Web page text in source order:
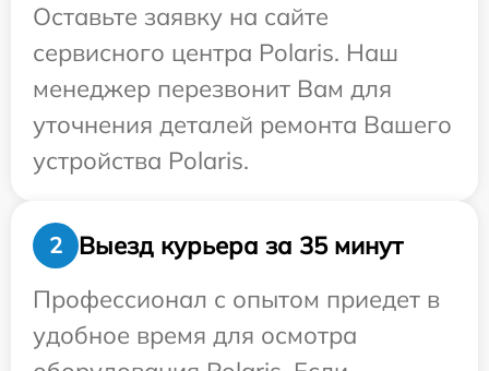
Оставьте заявку на сайте
сервисного центра Polaris. Наш
менеджер перезвонит Вам для
уточнения деталей ремонта Вашего
устройства Polaris.
2
Выезд курьера за 35 минут
Профессионал с опытом приедет в
удобное время для осмотра